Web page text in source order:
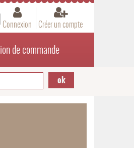
Connexion Créer un compte
de commande